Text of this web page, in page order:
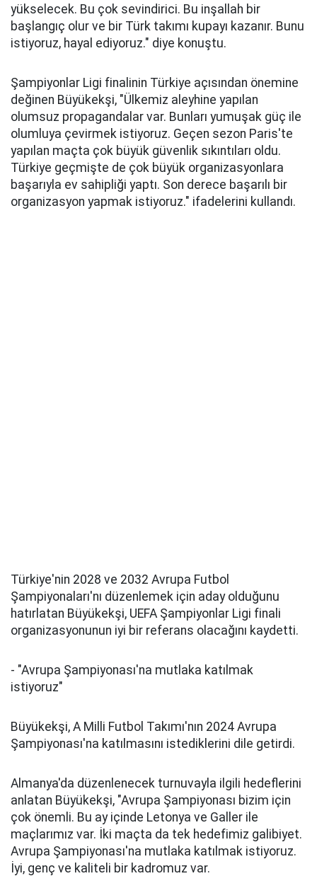
yükselecek. Bu çok sevindirici. Bu inşallah bir
başlangıç olur ve bir Türk takımı kupayı kazanır. Bunu
istiyoruz, hayal ediyoruz." diye konuştu.
Şampiyonlar Ligi finalinin Türkiye açısından önemine
değinen Büyükekşi, "Ülkemiz aleyhine yapılan
olumsuz propagandalar var. Bunları yumuşak güç ile
olumluya çevirmek istiyoruz. Geçen sezon Paris'te
yapılan maçta çok büyük güvenlik sıkıntıları oldu.
Türkiye geçmişte de çok büyük organizasyonlara
başarıyla ev sahipliği yaptı. Son derece başarılı bir
organizasyon yapmak istiyoruz." ifadelerini kullandı.
Türkiye'nin 2028 ve 2032 Avrupa Futbol
Şampiyonaları'nı düzenlemek için aday olduğunu
hatırlatan Büyükekşi, UEFA Şampiyonlar Ligi finali
organizasyonunun iyi bir referans olacağını kaydetti.
- "Avrupa Şampiyonası'na mutlaka katılmak
istiyoruz"
Büyükekşi, A Milli Futbol Takımı'nın 2024 Avrupa
Şampiyonası'na katılmasını istediklerini dile getirdi.
Almanya'da düzenlenecek turnuvayla ilgili hedeflerini
anlatan Büyükekşi, "Avrupa Şampiyonası bizim için
çok önemli. Bu ay içinde Letonya ve Galler ile
maçlarımız var. İki maçta da tek hedefimiz galibiyet.
Avrupa Şampiyonası'na mutlaka katılmak istiyoruz.
İyi, genç ve kaliteli bir kadromuz var.